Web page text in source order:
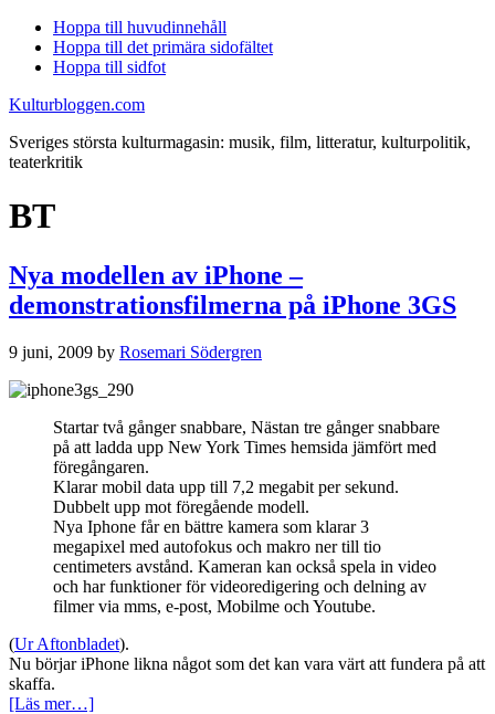
Hoppa till huvudinnehåll
Hoppa till det primära sidofältet
Hoppa till sidfot
Kulturbloggen.com
Sveriges största kulturmagasin: musik, film, litteratur, kulturpolitik,
teaterkritik
BT
Nya modellen av iPhone –
demonstrationsfilmerna på iPhone 3GS
9 juni, 2009 by Rosemari Södergren
Startar två gånger snabbare, Nästan tre gånger snabbare
på att ladda upp New York Times hemsida jämfört med
föregångaren.
Klarar mobil data upp till 7,2 megabit per sekund.
Dubbelt upp mot föregående modell.
Nya Iphone får en bättre kamera som klarar 3
megapixel med autofokus och makro ner till tio
centimeters avstånd. Kameran kan också spela in video
och har funktioner för videoredigering och delning av
filmer via mms, e-post, Mobilme och Youtube.
(Ur Aftonbladet).
Nu börjar iPhone likna något som det kan vara värt att fundera på att
skaffa.
[Läs mer…]om